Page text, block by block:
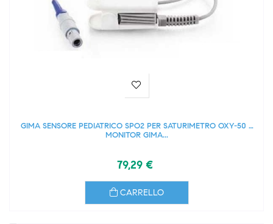
GIMA SENSORE PEDIATRICO SPO2 PER SATURIMETRO OXY-50 E
MONITOR GIMA...
79,29 €
CARRELLO